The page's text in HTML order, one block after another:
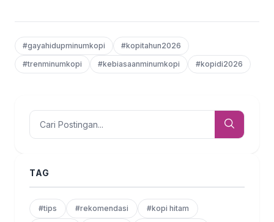
#gayahidupminumkopi
#kopitahun2026
#trenminumkopi
#kebiasaanminumkopi #kopidi2026
TAG
#tips #rekomendasi #kopi hitam